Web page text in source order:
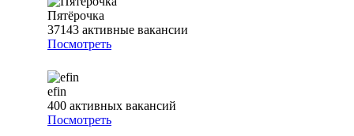
Пятёрочка
37143 активные вакансии
Посмотреть
efin
400 активных вакансий
Посмотреть